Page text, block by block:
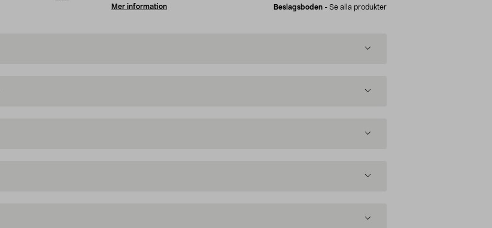
Mer information Beslagsboden - Se alla produkter